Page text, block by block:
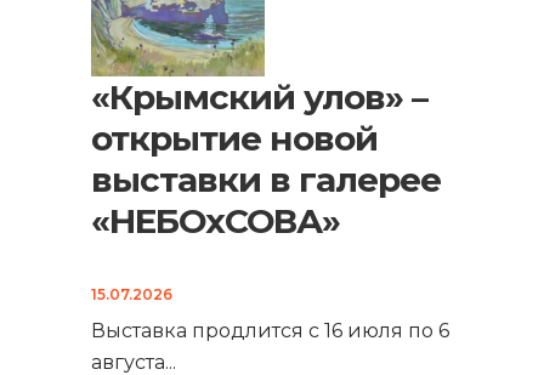
«Крымский улов» –
открытие новой
выставки в галерее
«НЕБОхСОВА»
15.07.2026
Выставка продлится с 16 июля по 6
августа...